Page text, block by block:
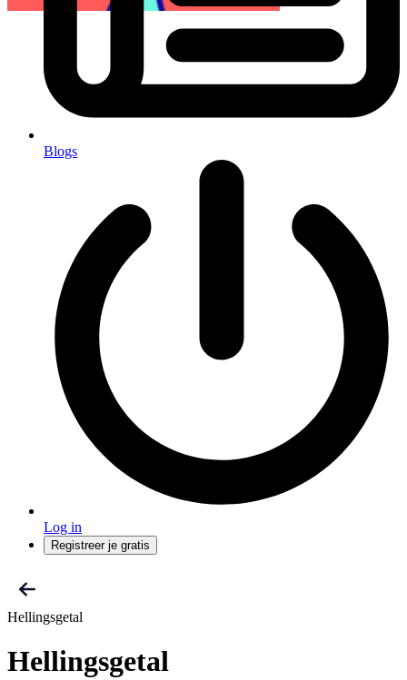
Blogs
Log in
Registreer je gratis
Hellingsgetal
Hellingsgetal